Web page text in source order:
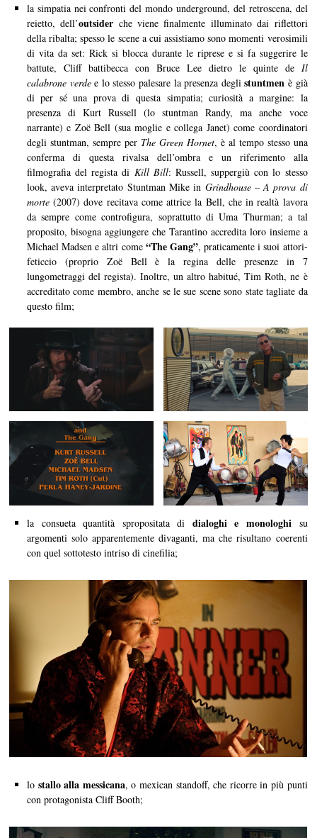
la simpatia nei confronti del mondo underground, del retroscena, del
reietto, dell’outsider che viene finalmente illuminato dai riflettori
della ribalta; spesso le scene a cui assistiamo sono momenti verosimili
di vita da set: Rick si blocca durante le riprese e si fa suggerire le
battute, Cliff battibecca con Bruce Lee dietro le quinte de Il
calabrone verdee lo stesso palesare la presenza deglistuntmen è già
di per sé una prova di questa simpatia; curiosità a margine: la
presenza di Kurt Russell (lo stuntman Randy, ma anche voce
narrante) e Zoë Bell (sua moglie e collega Janet) come coordinatori
degli stuntman, sempre per The Green Hornet, è al tempo stesso una
conferma di questa rivalsa dell’ombra e un riferimento alla
filmografia del regista di Kill Bill: Russell, suppergiù con lo stesso
look, aveva interpretato Stuntman Mike in Grindhouse – A prova di
morte(2007) dove recitava come attrice la Bell, che in realtà lavora
da sempre come controfigura, soprattutto di Uma Thurman; a tal
proposito, bisogna aggiungere che Tarantino accredita loro insieme a
Michael Madsen e altri come “The Gang”, praticamente i suoi attori-
feticcio (proprio Zoë Bell è la regina delle presenze in 7
lungometraggi del regista). Inoltre, un altro habitué, Tim Roth, ne è
accreditato come membro, anche se le sue scene sono state tagliate da
questo film;
la consueta quantità spropositata di dialoghi e monologhisu
argomenti solo apparentemente divaganti, ma che risultano coerenti
con quel sottotesto intriso di cinefilia;
lo stallo alla messicana, o mexican standoff, che ricorre in più punti
con protagonista Cliff Booth;